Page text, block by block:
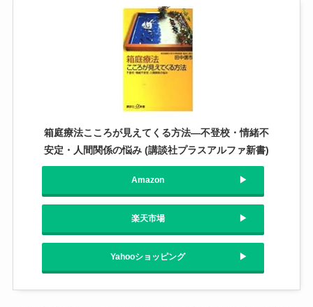
箱庭療法こころが見えてくる方法―不登校・情緒不
安定・人間関係の悩み (講談社プラスアルファ新書)
Amazon
楽天市場
Yahooショッピング